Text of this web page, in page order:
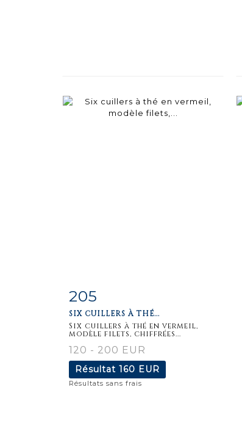
Fiche
205
SIX CUILLERS À THÉ...
Six cuillers à thé en vermeil,
modèle filets, chiffrées...
120 - 200 EUR
Résultat 160 EUR
Résultats sans frais